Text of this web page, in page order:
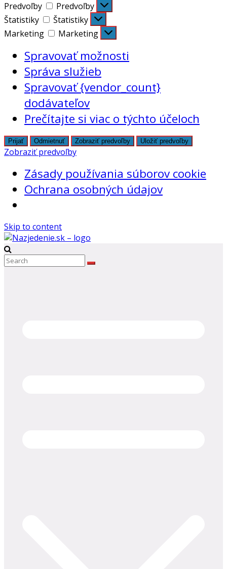
Predvoľby
Predvoľby
Štatistiky
Štatistiky
Marketing
Marketing
Spravovať možnosti
Správa služieb
Spravovať {vendor_count}
dodávateľov
Prečítajte si viac o týchto účeloch
Prijať Odmietnuť Zobraziť predvoľby Uložiť predvoľby
Zobraziť predvoľby
Zásady používania súborov cookie
Ochrana osobných údajov
Skip to content